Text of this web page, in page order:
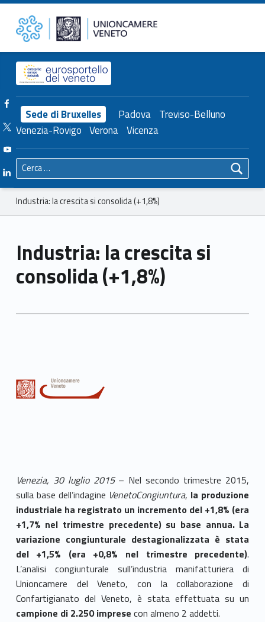
Industria: la crescita si consolida (+1,8%) – Unioncamere del Veneto Unioncamere del Veneto
Header info sidebar
Sede di Bruxelles Padova Treviso-Belluno
Venezia-Rovigo Verona Vicenza
Facebook Unioncamere Veneto
Twitter Unioncamere Veneto
Youtube Unioncamere Veneto
Linkedin Unioncamere Veneto
Ricerca per:
Breadcrumbs navigation
Industria: la crescita si consolida (+1,8%)
Industria: la crescita si
consolida (+1,8%)
Venezia, 30 luglio 2015– Nel secondo trimestre 2015,
sulla base dell’indagine VenetoCongiuntura, la produzione
industriale ha registrato un incremento del +1,8% (era
+1,7% nel trimestre precedente) su base annua. La
variazione congiunturale destagionalizzata è stata
del +1,5% (era +0,8% nel trimestre precedente).
L’analisi congiunturale sull’industria manifatturiera di
Unioncamere del Veneto, con la collaborazione di
Confartigianato del Veneto, è stata effettuata su un
campione di 2.250 imprese con almeno 2 addetti.